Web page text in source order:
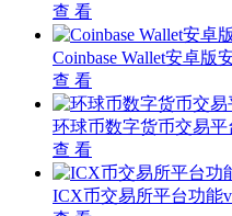
查 看
Coinbase Wallet安卓版
查 看
环球币数字货币交易平
查 看
ICX币交易所平台功能